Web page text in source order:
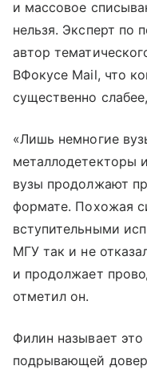
и массовое
нельзя. Эксперт по
автор
ВФокусе Mail, что
существенно
«Лишь немногие
металлодетекторы
вузы продолжают
формате. Похожая
вступительными
МГУ так и не
и продолжает
отметил он.
Филин называет
подрывающей